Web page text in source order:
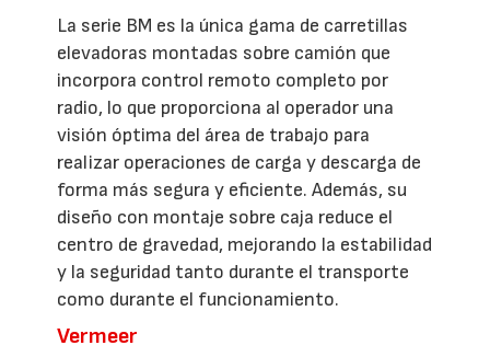
La serie BM es la única gama de carretillas
elevadoras montadas sobre camión que
incorpora control remoto completo por
radio, lo que proporciona al operador una
visión óptima del área de trabajo para
realizar operaciones de carga y descarga de
forma más segura y eficiente. Además, su
diseño con montaje sobre caja reduce el
centro de gravedad, mejorando la estabilidad
y la seguridad tanto durante el transporte
como durante el funcionamiento.
Vermeer